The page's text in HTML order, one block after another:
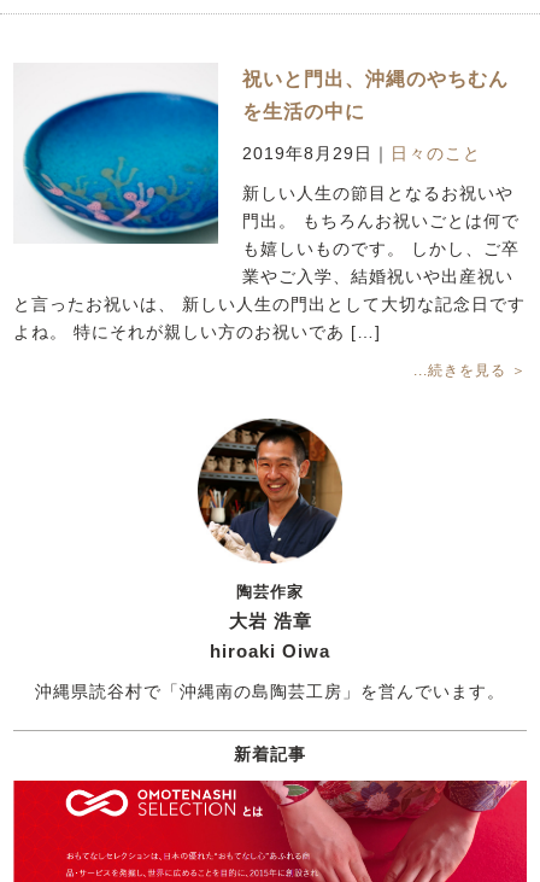
祝いと門出、沖縄のやちむん
を生活の中に
2019年8月29日 ｜ 日々のこと
新しい人生の節目となるお祝いや
門出。 もちろんお祝いごとは何で
も嬉しいものです。 しかし、ご卒
業やご入学、結婚祝いや出産祝い
と言ったお祝いは、 新しい人生の門出として大切な記念日です
よね。 特にそれが親しい方のお祝いであ […]
...続きを見る ＞
陶芸作家
大岩 浩章
hiroaki Oiwa
沖縄県読谷村で「沖縄南の島陶芸工房」を営んでいます。
新着記事